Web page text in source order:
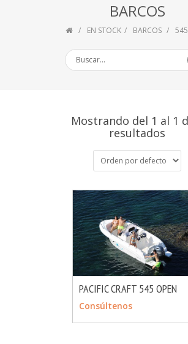
BARCOS
EN STOCK BARCOS
Mostrando del 1 al 1
resultados
CONSULTAR
PACIFIC CRAFT 545 OPEN
Consúltenos